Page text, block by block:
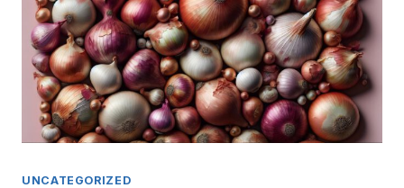
UNCATEGORIZED